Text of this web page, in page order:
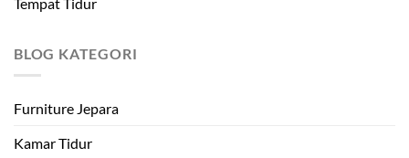
BLOG KATEGORI
Furniture Jepara
Kamar Tidur